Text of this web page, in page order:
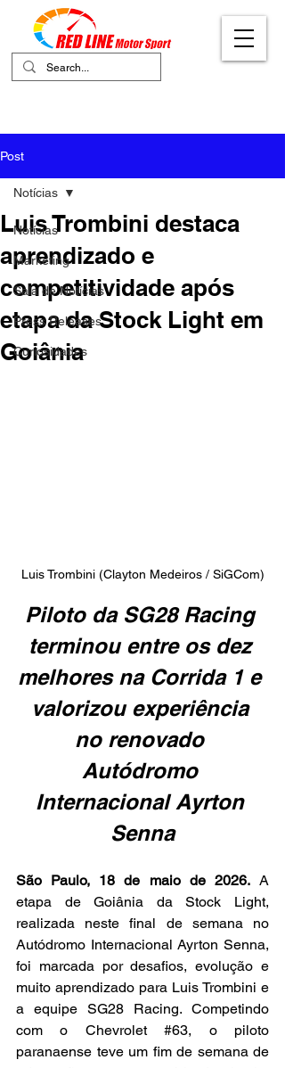
Post
Notícias
Marketing
Sala de Notícias
Press Releases
Curiosidades
Notícias
Luis Trombini destaca
aprendizado e
competitividade após
etapa da Stock Light em
Goiânia
Luis Trombini (Clayton Medeiros / SiGCom)
Piloto da SG28 Racing
terminou entre os dez
melhores na Corrida 1 e
valorizou experiência
no renovado
Autódromo
Internacional Ayrton
Senna
São Paulo, 18 de maio de 2026. A
etapa de Goiânia da Stock Light,
realizada neste final de semana no
Autódromo Internacional Ayrton Senna,
foi marcada por desafios, evolução e
muito aprendizado para Luis Trombini e
a equipe SG28 Racing. Competindo
com o Chevrolet #63, o piloto
paranaense teve um fim de semana de